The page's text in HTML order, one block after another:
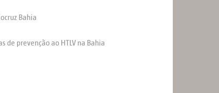
Bahia
de prevenção ao HTLV na Bahia